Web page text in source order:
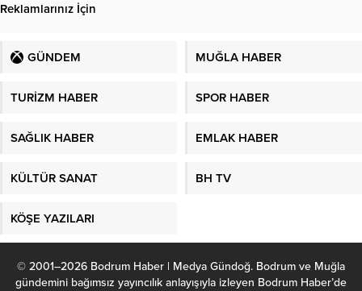
Reklamlarınız İçin
GÜNDEM MUĞLA HABER
TURİZM HABER SPOR HABER
SAĞLIK HABER EMLAK HABER
KÜLTÜR SANAT BH TV
KÖŞE YAZILARI
© 2001–2026 Bodrum Haber | Medya Gündoğ. Bodrum ve Muğla
gündemini bağımsız yayıncılık anlayışıyla izleyen Bodrum Haber’de